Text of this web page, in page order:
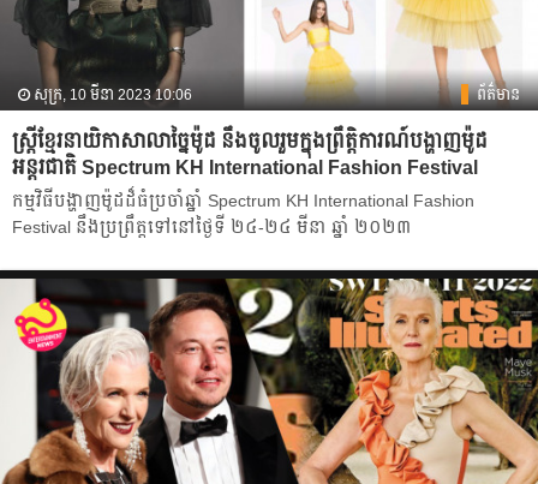
សុក្រ, 10 មីនា 2023 10:06 ព័ត៌មាន
ស្ត្រីខ្មែរនាយិកាសាលាច្នៃម៉ូដ នឹងចូលរួមក្នុងព្រឹត្តិការណ៍បង្ហាញម៉ូដ
អន្តរជាតិ Spectrum KH International Fashion Festival
កម្មវិធីបង្ហាញម៉ូដដ៏ធំប្រចាំឆ្នាំ Spectrum KH International Fashion
Festival នឹងប្រព្រឹត្តទៅនៅថ្ងៃទី ២៤-២៤ មីនា ឆ្នាំ ២០២៣